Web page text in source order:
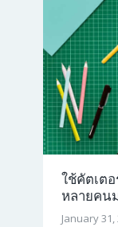
ใช้คัตเต
หลายคน
January 31,